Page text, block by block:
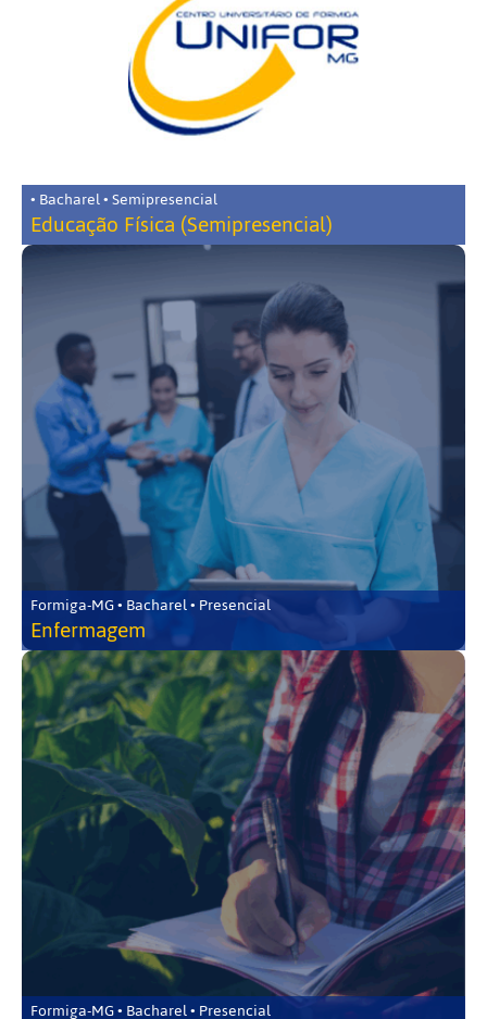
• Bacharel • Semipresencial
Educação Física (Semipresencial)
Formiga-MG • Bacharel • Presencial
Enfermagem
Formiga-MG • Bacharel • Presencial